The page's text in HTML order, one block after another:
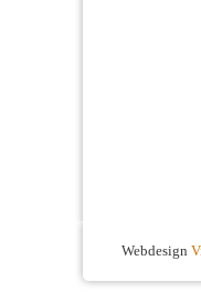
Webdesign